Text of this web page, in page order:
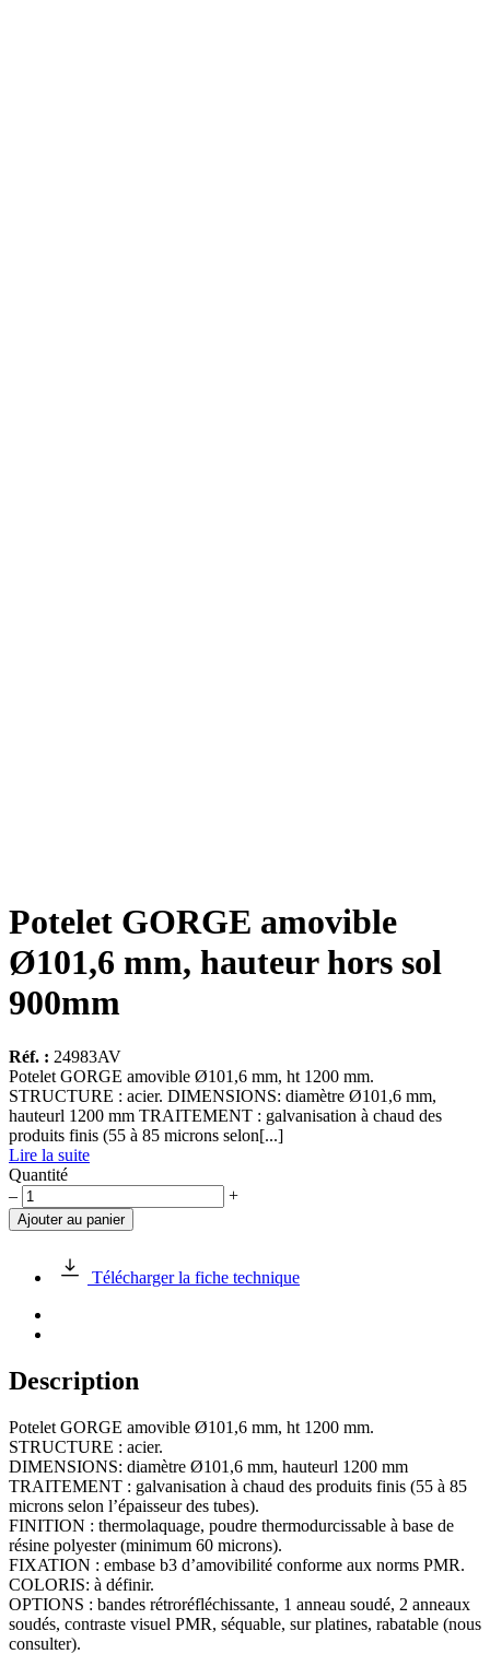
Potelet GORGE amovible
Ø101,6 mm, hauteur hors sol
900mm
Réf. : 24983AV
Potelet GORGE amovible Ø101,6 mm, ht 1200 mm.
STRUCTURE : acier. DIMENSIONS: diamètre Ø101,6 mm,
hauteurl 1200 mm TRAITEMENT : galvanisation à chaud des
produits finis (55 à 85 microns selon[...]
Lire la suite
Quantité
quantité
de
Potelet
amovible
mm,
hauteur
sol
900mm
– +
Ajouter au panier
Télécharger la fiche technique
Description
Potelet GORGE amovible Ø101,6 mm, ht 1200 mm.
STRUCTURE : acier.
DIMENSIONS: diamètre Ø101,6 mm, hauteurl 1200 mm
TRAITEMENT : galvanisation à chaud des produits finis (55 à 85
microns selon l’épaisseur des tubes).
FINITION : thermolaquage, poudre thermodurcissable à base de
résine polyester (minimum 60 microns).
FIXATION : embase b3 d’amovibilité conforme aux norms PMR.
COLORIS: à définir.
OPTIONS : bandes rétroréfléchissante, 1 anneau soudé, 2 anneaux
soudés, contraste visuel PMR, séquable, sur platines, rabatable (nous
consulter).